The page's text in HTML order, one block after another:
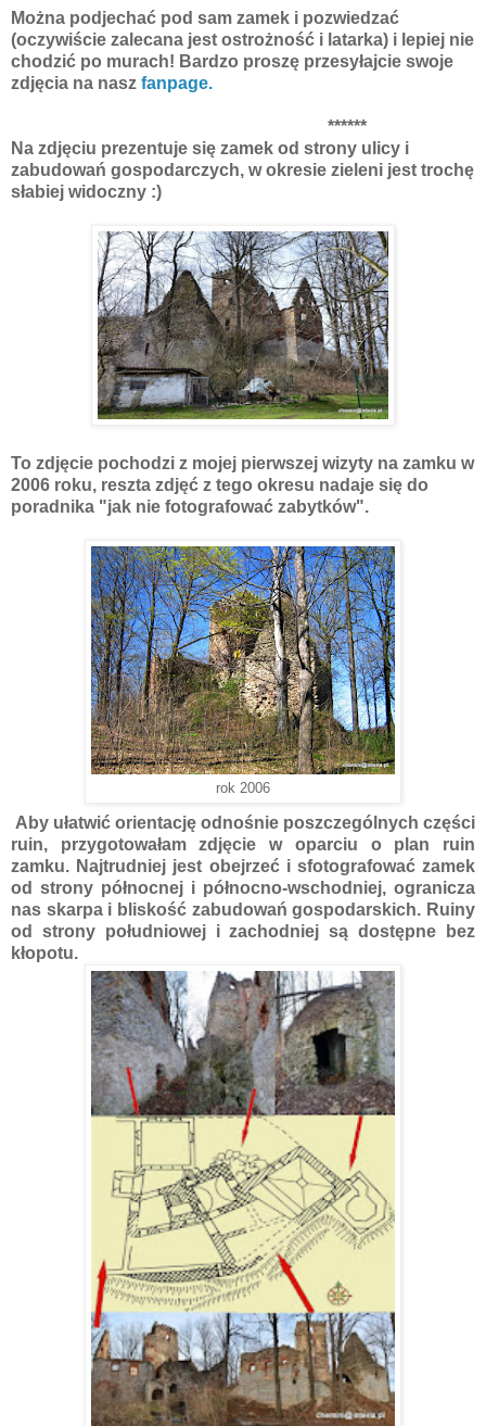
Można podjechać pod sam zamek i pozwiedzać
(oczywiście zalecana jest ostrożność i latarka) i lepiej nie
chodzić po murach! Bardzo proszę przesyłajcie swoje
zdjęcia na nasz fanpage.
******
Na zdjęciu prezentuje się zamek od strony ulicy i
zabudowań gospodarczych, w okresie zieleni jest trochę
słabiej widoczny :)
To zdjęcie pochodzi z mojej pierwszej wizyty na zamku w
2006 roku, reszta zdjęć z tego okresu nadaje się do
poradnika "jak nie fotografować zabytków".
rok 2006
Aby ułatwić orientację odnośnie poszczególnych części
ruin, przygotowałam zdjęcie w oparciu o plan ruin
zamku. Najtrudniej jest obejrzeć i sfotografować zamek
od strony północnej i północno-wschodniej, ogranicza
nas skarpa i bliskość zabudowań gospodarskich. Ruiny
od strony południowej i zachodniej są dostępne bez
kłopotu.